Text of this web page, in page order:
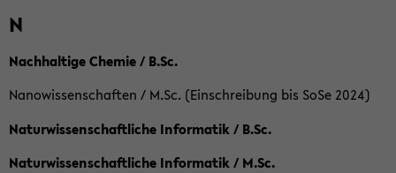
N
Nachhaltige Chemie / B.Sc.
Nanowissenschaften / M.Sc. (Einschreibung bis SoSe 2024)
Naturwissenschaftliche Informatik / B.Sc.
Naturwissenschaftliche Informatik / M.Sc.